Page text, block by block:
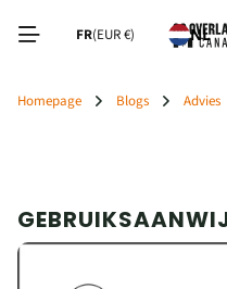
FR(EUR €) NL
Homepage Blogs Advies